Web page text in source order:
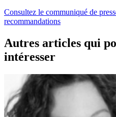
Consultez le communiqué de
recommandations
Autres articles qui
intéresser